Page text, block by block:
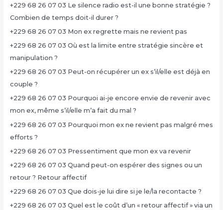
+229 68 26 07 03 Le silence radio est-il une bonne stratégie ?
Combien de temps doit-il durer ?
+229 68 26 07 03 Mon ex regrette mais ne revient pas
+229 68 26 07 03 Où est la limite entre stratégie sincère et
manipulation ?
+229 68 26 07 03 Peut-on récupérer un ex s’il/elle est déjà en
couple ?
+229 68 26 07 03 Pourquoi ai-je encore envie de revenir avec
mon ex, même s’il/elle m’a fait du mal ?
+229 68 26 07 03 Pourquoi mon ex ne revient pas malgré mes
efforts ?
+229 68 26 07 03 Pressentiment que mon ex va revenir
+229 68 26 07 03 Quand peut-on espérer des signes ou un
retour ? Retour affectif
+229 68 26 07 03 Que dois-je lui dire si je le/la recontacte ?
+229 68 26 07 03 Quel est le coût d’un « retour affectif » via un